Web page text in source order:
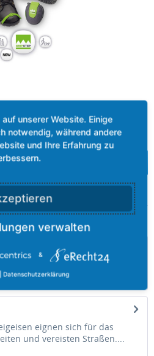
In den
sich für das Wandern auf
Straßen....mehr
eignen sich für das
und vereisten Straßen....
&
| Datenschutzerklärung